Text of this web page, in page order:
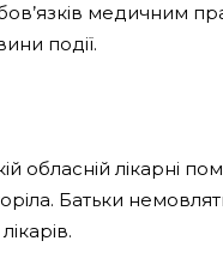
медичним
події.
обласній лікарні
Батьки